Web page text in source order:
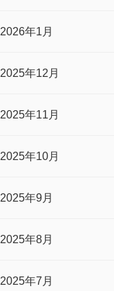
2026年1月
2025年12月
2025年11月
2025年10月
2025年9月
2025年8月
2025年7月